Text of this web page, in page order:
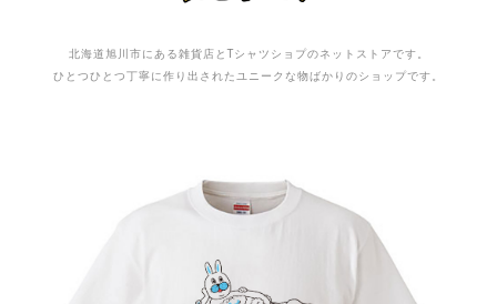
北海道旭川市にある雑貨店とTシャツショプのネットストアです。
ひとつひとつ丁寧に作り出されたユニークな物ばかりのショップです。